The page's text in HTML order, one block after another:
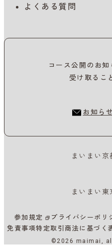
よくある質問
コース公開のお
受け取るこ
お知ら
まいまい京
まいまい東
参加規定
プライバシーポリ
免責事項特定取引商法に基づく
©2026 maimai,